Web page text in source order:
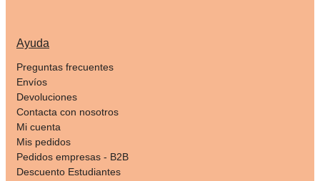
Ayuda
Preguntas frecuentes
Envíos
Devoluciones
Contacta con nosotros
Mi cuenta
Mis pedidos
Pedidos empresas - B2B
Descuento Estudiantes